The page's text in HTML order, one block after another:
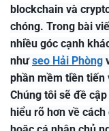
blockchain và
chóng. Trong bài
nhiều góc cạnh
nhưseo Hải Phòng
phần mềm tiền tiến
Chúng tôi sẽ đề
hiểu rõ hơn về